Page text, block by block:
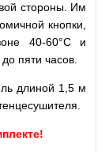
стороны. Им
кнопки,
40-60°C и
пяти часов.
длиной 1,5 м